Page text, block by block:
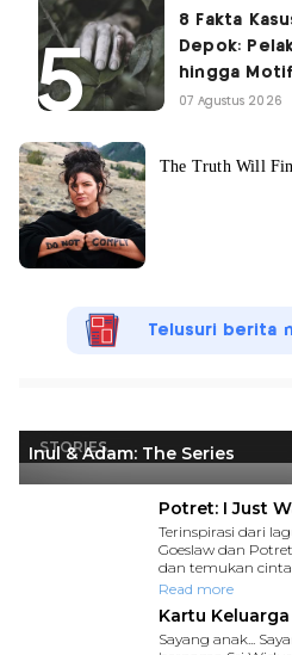
8 Fakta
Depok:
hingga
07 Agustus 2026
Telusuri berita